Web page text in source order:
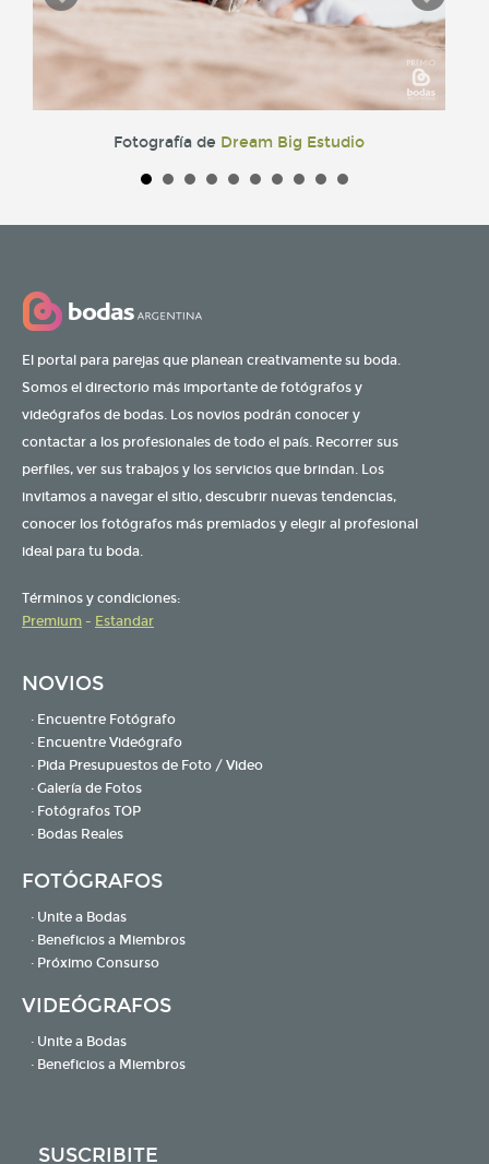
Fotografía de Dream Big Estudio
El portal para parejas que planean creativamente su boda.
Somos el directorio más importante de fotógrafos y
videógrafos de bodas. Los novios podrán conocer y
contactar a los profesionales de todo el país. Recorrer sus
perfiles, ver sus trabajos y los servicios que brindan. Los
invitamos a navegar el sitio, descubrir nuevas tendencias,
conocer los fotógrafos más premiados y elegir al profesional
ideal para tu boda.
Términos y condiciones:
Premium - Estandar
NOVIOS
· Encuentre Fotógrafo
· Encuentre Videógrafo
· Pida Presupuestos de Foto / Video
· Galería de Fotos
· Fotógrafos TOP
· Bodas Reales
FOTÓGRAFOS
· Unite a Bodas
· Beneficios a Miembros
· Próximo Consurso
VIDEÓGRAFOS
· Unite a Bodas
· Beneficios a Miembros
SUSCRIBITE